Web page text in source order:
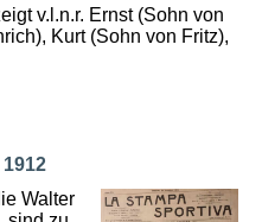
v.l.n.r. Ernst (Sohn von
Kurt (Sohn von Fritz),
Walter